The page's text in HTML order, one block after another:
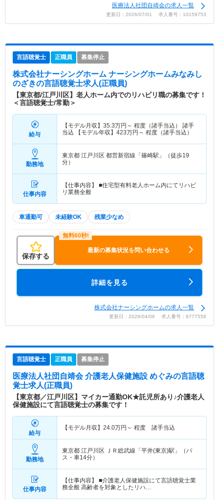
医療法人社団自靖会の求人一覧
更新日：2026/07/01 求人番号：10159753
言語聴覚士 正職員 募集停止
株式会社ナーシングホーム ナーシングホームみなみし
のざきの言語聴覚士求人(正職員)
【東京都/江戸川区】老人ホーム内でのリハビリ職の募集です！
＜言語聴覚士/常勤＞
給与
【モデル月収】 35.3万円～ 程度（諸手当込） 諸手
当込 【モデル年収】 423万円～ 程度（諸手当込）
勤務地
東京都 江戸川区 都営新宿線「篠崎駅」（徒歩19
分）
仕事内容
【仕事内容】 ■住宅型有料老人ホーム内にてリハビ
リ業務全般
車通勤可 未経験OK 残業少なめ
保存する
最新の募集状況を問い合わせる
詳細を見る
株式会社ナーシングホームの求人一覧
更新日：2026/04/06 求人番号：9777558
言語聴覚士 正職員 募集停止
医療法人社団自靖会 介護老人保健施設 めぐみの言語聴
覚士求人(正職員)
【東京都／江戸川区】マイカー通勤OK★託児所あり♪介護老人
保健施設にて言語聴覚士の募集です！
給与
【モデル月収】 24.0万円～ 程度 諸手当込
勤務地
東京都 江戸川区 ＪＲ総武線「平井(東京)駅」（バ
ス・車14分）
仕事内容
【仕事内容】 ■介護老人保健施設にて言語聴覚士業
務全般 高齢者を対象としたリハ…